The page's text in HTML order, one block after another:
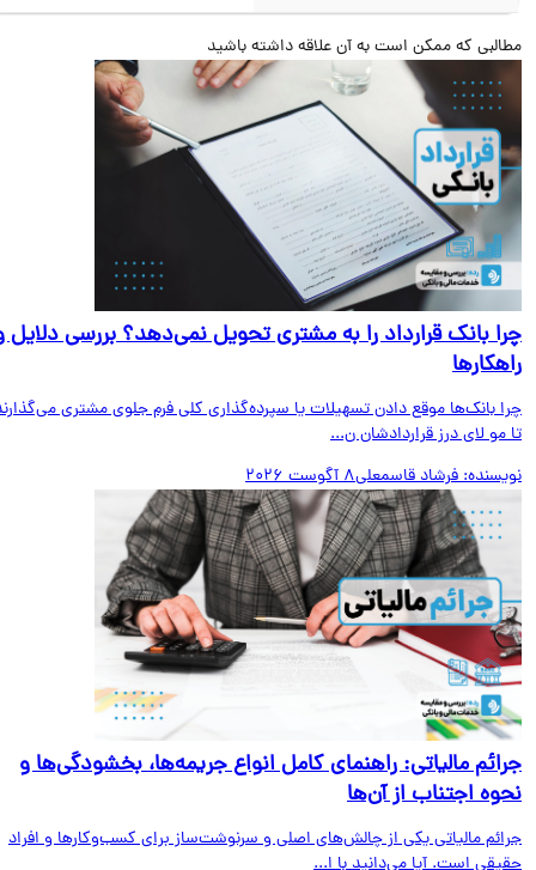
که ممکن است به آن علاقه داشته باشید
بانک قرارداد را به مشتری تحویل نمی‌دهد؟ بررسی دلایل و
بانک‌ها موقع دادن تسهیلات یا سپرده‌گذاری کلی فرم جلوی مشتری می‌گذارند
مو لای درز قراردادشان ن...
فرشاد قاسمعلی8 آگوست 2026
مالیاتی: راهنمای کامل انواع جریمه‌ها، بخشودگی‌ها و
اجتناب از آن‌ها
مالیاتی یکی از چالش‌های اصلی و سرنوشت‌ساز برای کسب‌وکارها و افراد
است. آیا می‌دانید با ا...